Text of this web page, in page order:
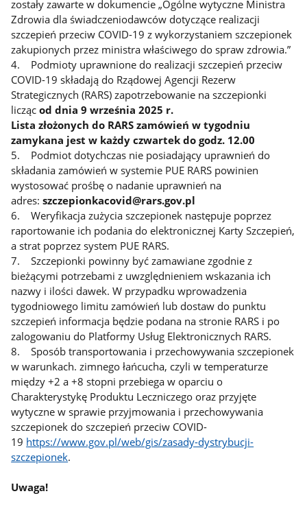
zostały zawarte w dokumencie „Ogólne wytyczne Ministra
Zdrowia dla świadczeniodawców dotyczące realizacji
szczepień przeciw COVID-19 z wykorzystaniem szczepionek
zakupionych przez ministra właściwego do spraw zdrowia.”
4. Podmioty uprawnione do realizacji szczepień przeciw
COVID-19 składają do Rządowej Agencji Rezerw
Strategicznych (RARS) zapotrzebowanie na szczepionki
liczącod dnia 9 września 2025 r.
Lista złożonych do RARS zamówień w tygodniu
zamykana jest w każdy czwartek do godz. 12.00
5. Podmiot dotychczas nie posiadający uprawnień do
składania zamówień w systemie PUE RARS powinien
wystosować prośbę o nadanie uprawnień na
adres:szczepionkacovid@rars.gov.pl
6. Weryfikacja zużycia szczepionek następuje poprzez
raportowanie ich podania do elektronicznej Karty Szczepień,
a strat poprzez system PUE RARS.
7. Szczepionki powinny być zamawiane zgodnie z
bieżącymi potrzebami z uwzględnieniem wskazania ich
nazwy i ilości dawek. W przypadku wprowadzenia
tygodniowego limitu zamówień lub dostaw do punktu
szczepień informacja będzie podana na stronie RARS i po
zalogowaniu do Platformy Usług Elektronicznych RARS.
8. Sposób transportowania i przechowywania szczepionek
w warunkach. zimnego łańcucha, czyli w temperaturze
między +2 a +8 stopni przebiega w oparciu o
Charakterystykę Produktu Leczniczego oraz przyjęte
wytyczne w sprawie przyjmowania i przechowywania
szczepionek do szczepień przeciw COVID-
19 https://www.gov.pl/web/gis/zasady-dystrybucji-
szczepionek.
Uwaga!